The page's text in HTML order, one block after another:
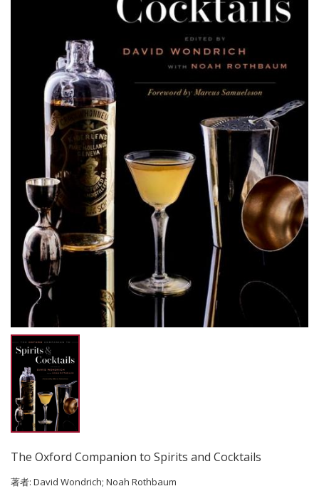
The Oxford Companion to Spirits and Cocktails
著者: David Wondrich; Noah Rothbaum